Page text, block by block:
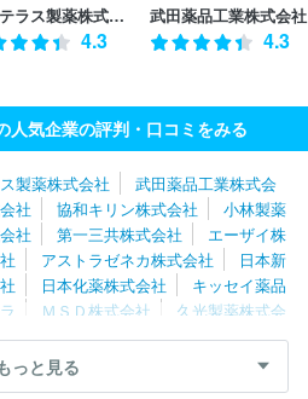
アステラス製薬株式会社
4.3
武田薬品工業株式会社
4.3
人気企業の評判・口コミをみる
製薬株式会社
武田薬品工業株式会
社 協和キリン株式会社
小林製薬
社 第一三共株式会社
エーザイ株
アストラゼネカ株式会社
日本新
日本化薬株式会社
キッセイ薬品
ＭＳＤ株式会社
久光製薬株式会
あすか製薬株式会社
杏林製薬株式会
式会社
科研
っと見る